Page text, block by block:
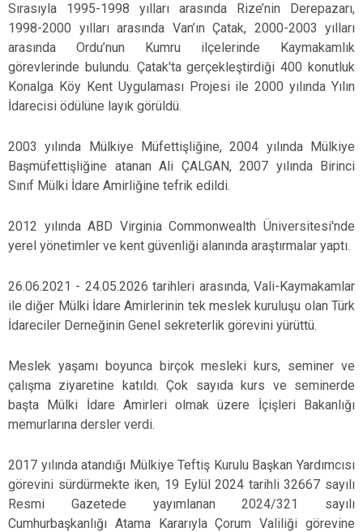
Sırasıyla 1995-1998 yılları arasında Rize’nin Derepazarı,
1998-2000 yılları arasında Van’ın Çatak, 2000-2003 yılları
arasında Ordu’nun Kumru ilçelerinde Kaymakamlık
görevlerinde bulundu. Çatak'ta gerçekleştirdiği 400 konutluk
Konalga Köy Kent Uygulaması Projesi ile 2000 yılında Yılın
İdarecisi ödülüne layık görüldü.
2003 yılında Mülkiye Müfettişliğine, 2004 yılında Mülkiye
Başmüfettişliğine atanan Ali ÇALGAN, 2007 yılında Birinci
Sınıf Mülki İdare Amirliğine tefrik edildi.
2012 yılında ABD Virginia Commonwealth Üniversitesi'nde
yerel yönetimler ve kent güvenliği alanında araştırmalar yaptı.
26.06.2021 - 24.05.2026 tarihleri arasında, Vali-Kaymakamlar
ile diğer Mülki İdare Amirlerinin tek meslek kuruluşu olan Türk
İdareciler Derneğinin Genel sekreterlik görevini yürüttü.
Meslek yaşamı boyunca birçok mesleki kurs, seminer ve
çalışma ziyaretine katıldı. Çok sayıda kurs ve seminerde
başta Mülki İdare Amirleri olmak üzere İçişleri Bakanlığı
memurlarına dersler verdi.
2017 yılında atandığı Mülkiye Teftiş Kurulu Başkan Yardımcısı
görevini sürdürmekte iken, 19 Eylül 2024 tarihli 32667 sayılı
Resmi Gazetede yayımlanan 2024/321 sayılı
Cumhurbaşkanlığı Atama Kararıyla Çorum Valiliği görevine